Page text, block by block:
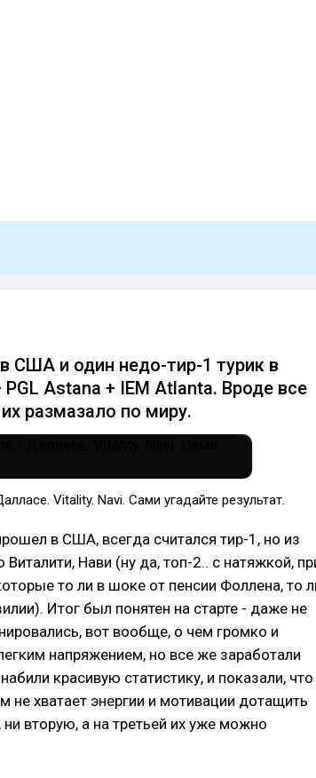
в США и один недо-тир-1 турик в
Astana + IEM Atlanta. Вроде все
размазало по миру.
Vitality. Navi. Сами угадайте результат.
в США, всегда считался тир-1, но из
Нави (ну да, топ-2.. с натяжкой,
то ли в шоке от пенсии Фоллена, то
Итог был понятен на старте - даже не
вот вообще, о чем громко и
напряжением, но все же заработали
красивую статистику, и показали, что
не хватает энергии и мотивации дотащить
вторую, а на третьей их уже можно